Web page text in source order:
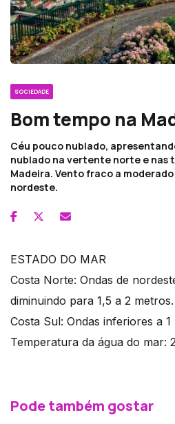
SOCIEDADE
Bom tempo na
Céu pouco nublado,
nublado na vertente norte e nas
Madeira. Vento fraco a
nordeste.
ESTADO DO MAR
Costa Norte: Ondas de
diminuindo para 1,5 a 2 metros.
Costa Sul: Ondas inferiores a 1
Temperatura da água do mar:
Pode também gostar